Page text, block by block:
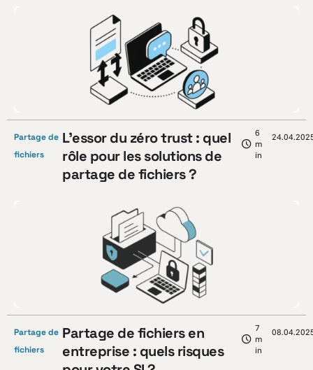
Partage de
fichiers
L’essor du zéro trust : quel
rôle pour les solutions de
partage de fichiers ?
6
m
in
Partage de
fichiers
Partage de fichiers en
entreprise : quels risques
7
m
in